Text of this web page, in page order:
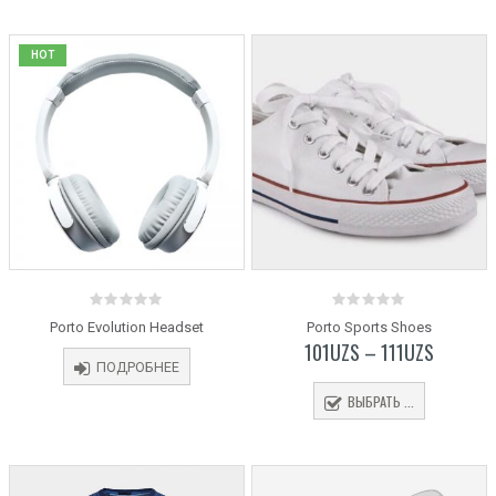
HOT
0
out
of
5
Porto Evolution Headset
ПОДРОБНЕЕ
out
of
5
Porto Sports Shoes
101UZS –111UZS
ВЫБРАТЬ ...